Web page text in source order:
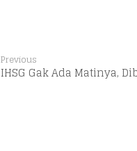
Previous
IHSG Gak Ada Matinya,